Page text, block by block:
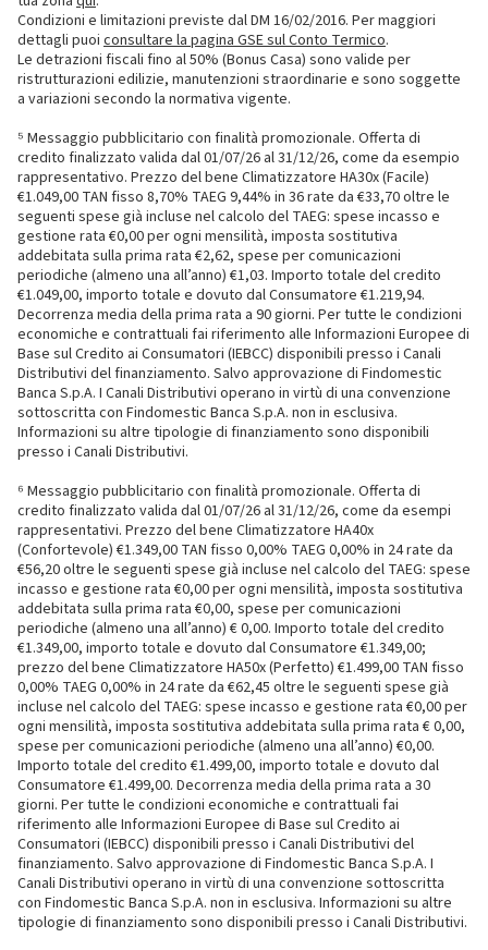
Condizioni e limitazioni previste dal DM 16/02/2016. Per maggiori
dettagli puoi consultare la pagina GSE sul Conto Termico.
Le detrazioni fiscali fino al 50% (Bonus Casa) sono valide per
ristrutturazioni edilizie, manutenzioni straordinarie e sono soggette
a variazioni secondo la normativa vigente.
⁵ Messaggio pubblicitario con finalità promozionale. Offerta di
credito finalizzato valida dal 01/07/26 al 31/12/26, come da esempio
rappresentativo. Prezzo del bene Climatizzatore HA30x (Facile)
€1.049,00 TAN fisso 8,70% TAEG 9,44% in 36 rate da €33,70 oltre le
seguenti spese già incluse nel calcolo del TAEG: spese incasso e
gestione rata €0,00 per ogni mensilità, imposta sostitutiva
addebitata sulla prima rata €2,62, spese per comunicazioni
periodiche (almeno una all’anno) €1,03. Importo totale del credito
€1.049,00, importo totale e dovuto dal Consumatore €1.219,94.
Decorrenza media della prima rata a 90 giorni. Per tutte le condizioni
economiche e contrattuali fai riferimento alle Informazioni Europee di
Base sul Credito ai Consumatori (IEBCC) disponibili presso i Canali
Distributivi del finanziamento. Salvo approvazione di Findomestic
Banca S.p.A. I Canali Distributivi operano in virtù di una convenzione
sottoscritta con Findomestic Banca S.p.A. non in esclusiva.
Informazioni su altre tipologie di finanziamento sono disponibili
presso i Canali Distributivi.
⁶ Messaggio pubblicitario con finalità promozionale. Offerta di
credito finalizzato valida dal 01/07/26 al 31/12/26, come da esempi
rappresentativi. Prezzo del bene Climatizzatore HA40x
(Confortevole) €1.349,00 TAN fisso 0,00% TAEG 0,00% in 24 rate da
€56,20 oltre le seguenti spese già incluse nel calcolo del TAEG: spese
incasso e gestione rata €0,00 per ogni mensilità, imposta sostitutiva
addebitata sulla prima rata €0,00, spese per comunicazioni
periodiche (almeno una all’anno) € 0,00. Importo totale del credito
€1.349,00, importo totale e dovuto dal Consumatore €1.349,00;
prezzo del bene Climatizzatore HA50x (Perfetto) €1.499,00 TAN fisso
0,00% TAEG 0,00% in 24 rate da €62,45 oltre le seguenti spese già
incluse nel calcolo del TAEG: spese incasso e gestione rata €0,00 per
ogni mensilità, imposta sostitutiva addebitata sulla prima rata € 0,00,
spese per comunicazioni periodiche (almeno una all’anno) €0,00.
Importo totale del credito €1.499,00, importo totale e dovuto dal
Consumatore €1.499,00. Decorrenza media della prima rata a 30
giorni. Per tutte le condizioni economiche e contrattuali fai
riferimento alle Informazioni Europee di Base sul Credito ai
Consumatori (IEBCC) disponibili presso i Canali Distributivi del
finanziamento. Salvo approvazione di Findomestic Banca S.p.A. I
Canali Distributivi operano in virtù di una convenzione sottoscritta
con Findomestic Banca S.p.A. non in esclusiva. Informazioni su altre
tipologie di finanziamento sono disponibili presso i Canali Distributivi.